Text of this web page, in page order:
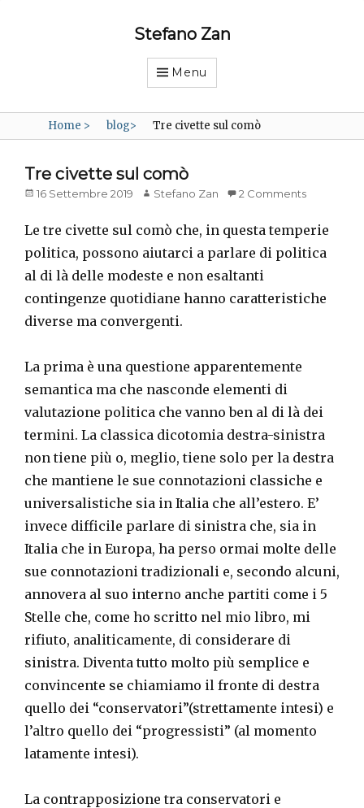
Stefano Zan
Menu
Home > blog> Tre civette sul comò
Tre civette sul comò
Posted
16 Settembre 2019 Author
Stefano Zan 2 Comments
Le tre civette sul comò che, in questa temperie
politica, possono aiutarci a parlare di politica
al di là delle modeste e non esaltanti
contingenze quotidiane hanno caratteristiche
diverse ma convergenti.
La prima è una questione apparentemente
semantica ma che nasconde elementi di
valutazione politica che vanno ben al di là dei
termini. La classica dicotomia destra-sinistra
non tiene più o, meglio, tiene solo per la destra
che mantiene le sue connotazioni classiche e
universalistiche sia in Italia che all’estero. E’
invece difficile parlare di sinistra che, sia in
Italia che in Europa, ha perso ormai molte delle
sue connotazioni tradizionali e, secondo alcuni,
annovera al suo interno anche partiti come i 5
Stelle che, come ho scritto nel mio libro, mi
rifiuto, analiticamente, di considerare di
sinistra. Diventa tutto molto più semplice e
convincente se chiamiamo il fronte di destra
quello dei “conservatori”(strettamente intesi) e
l’altro quello dei “progressisti” (al momento
latamente intesi).
La contrapposizione tra conservatori e